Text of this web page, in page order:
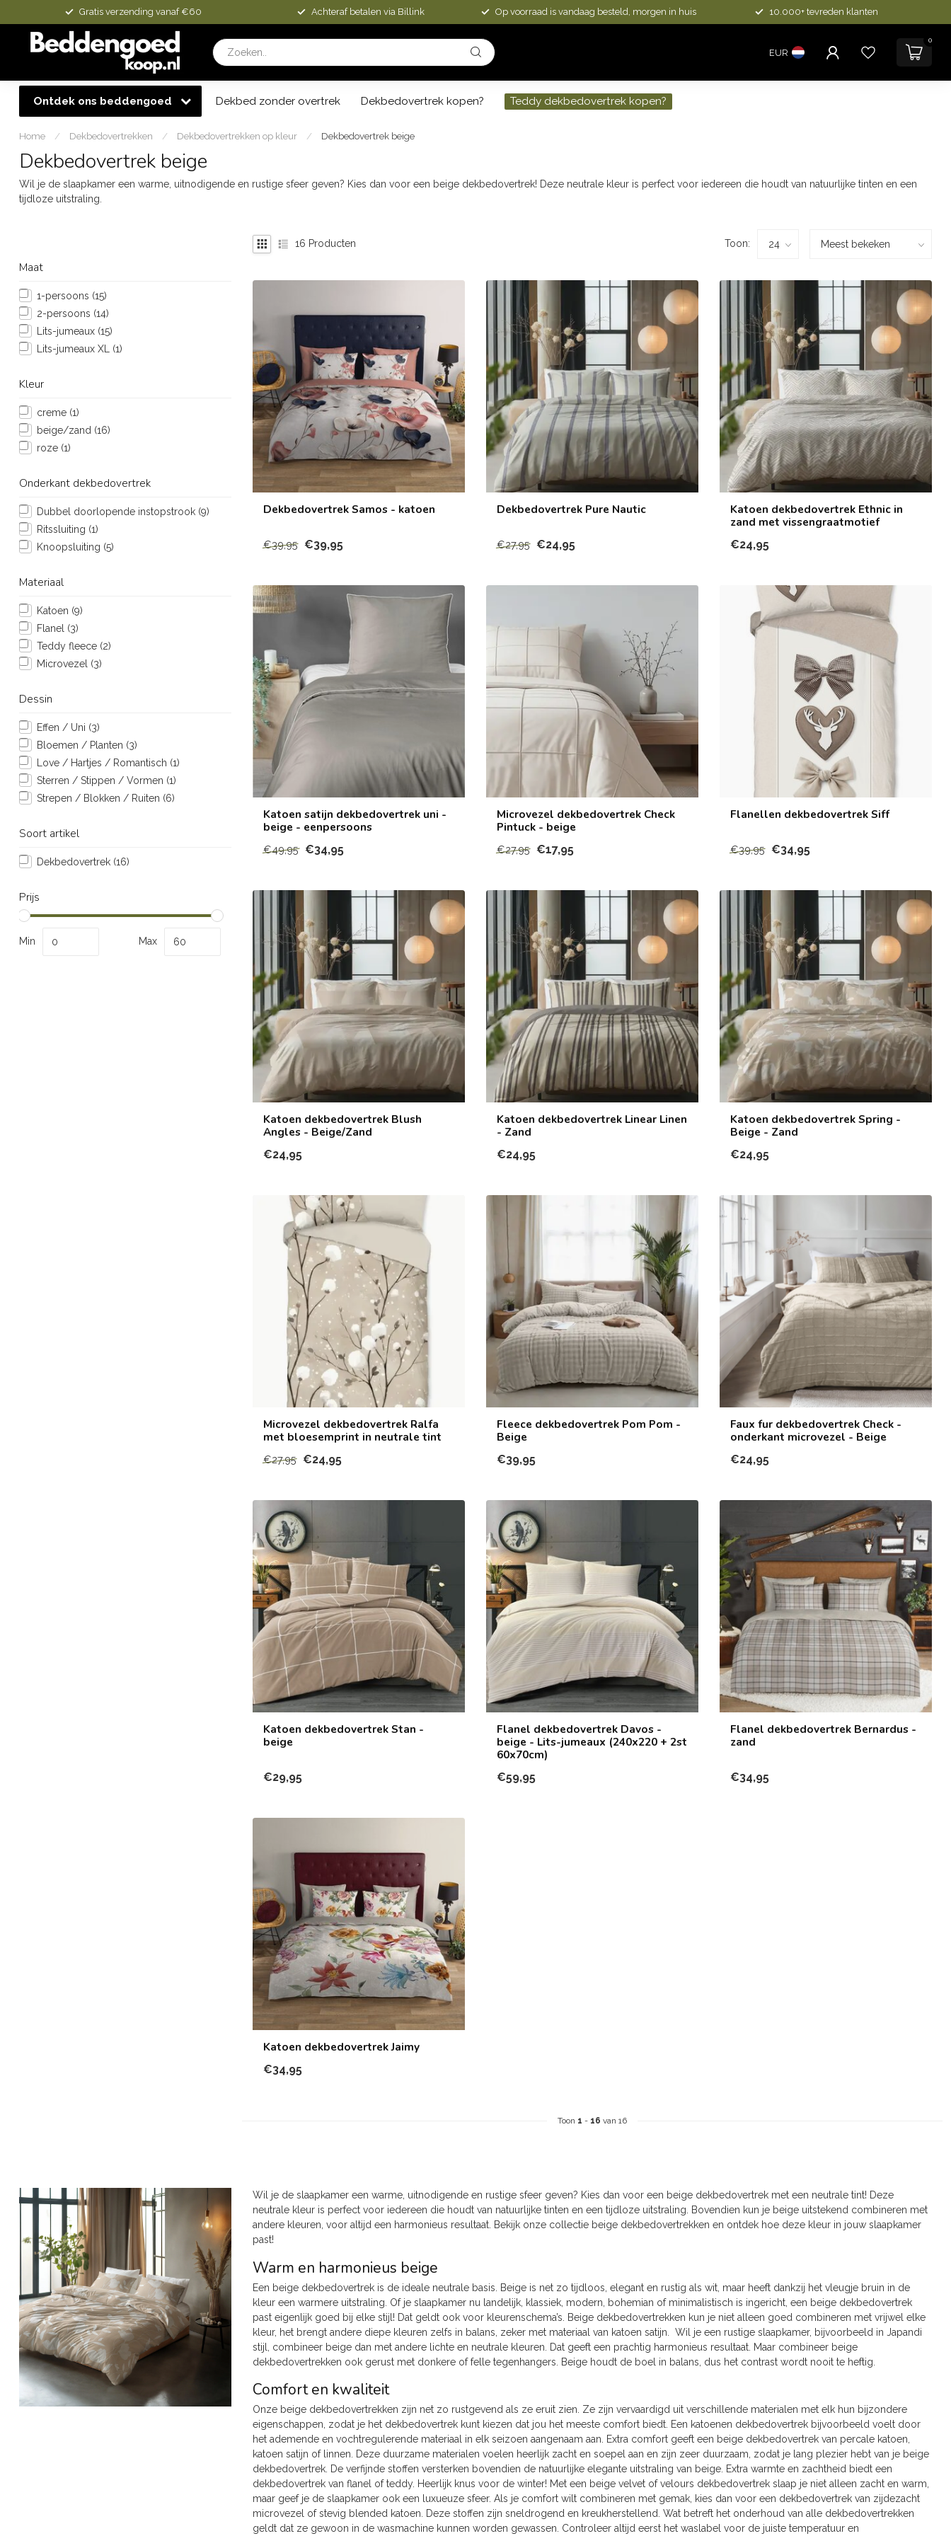
Gratis verzending vanaf €60 Achteraf betalen via Billink Op voorraad is vandaag besteld, morgen in huis 10.000+ tevreden klanten
EUR
0
Ontdek ons beddengoed Dekbed zonder overtrek Dekbedovertrek kopen? Teddy dekbedovertrek kopen?
Home / Dekbedovertrekken / Dekbedovertrekken op kleur / Dekbedovertrek beige
Dekbedovertrek beige
Wil je de slaapkamer een warme, uitnodigende en rustige sfeer geven? Kies dan voor een beige dekbedovertrek! Deze neutrale kleur is perfect voor iedereen die houdt van natuurlijke tinten en een
tijdloze uitstraling.
Maat
1-persoons (15)
2-persoons (14)
Lits-jumeaux (15)
Lits-jumeaux XL (1)
Kleur
creme (1)
beige/zand (16)
roze (1)
Onderkant dekbedovertrek
Dubbel doorlopende instopstrook (9)
Ritssluiting (1)
Knoopsluiting (5)
Materiaal
Katoen (9)
Flanel (3)
Teddy fleece (2)
Microvezel (3)
Dessin
Effen / Uni (3)
Bloemen / Planten (3)
Love / Hartjes / Romantisch (1)
Sterren / Stippen / Vormen (1)
Strepen / Blokken / Ruiten (6)
Soort artikel
Dekbedovertrek (16)
Prijs
Min Max
16 Producten Toon:
Dekbedovertrek Samos - katoen
€39,95 €39,95
Dekbedovertrek Pure Nautic
€27,95 €24,95
Katoen dekbedovertrek Ethnic in
zand met vissengraatmotief
€24,95
Katoen satijn dekbedovertrek uni -
beige - eenpersoons
€49,95 €34,95
Microvezel dekbedovertrek Check
Pintuck - beige
€27,95 €17,95
Flanellen dekbedovertrek Siff
€39,95 €34,95
Katoen dekbedovertrek Blush
Angles - Beige/Zand
€24,95
Katoen dekbedovertrek Linear Linen
- Zand
€24,95
Katoen dekbedovertrek Spring -
Beige - Zand
€24,95
Microvezel dekbedovertrek Ralfa
met bloesemprint in neutrale tint
€27,95 €24,95
Fleece dekbedovertrek Pom Pom -
Beige
€39,95
Faux fur dekbedovertrek Check -
onderkant microvezel - Beige
€24,95
Katoen dekbedovertrek Stan -
beige
€29,95
Flanel dekbedovertrek Davos -
beige - Lits-jumeaux (240x220 + 2st
60x70cm)
€59,95
Flanel dekbedovertrek Bernardus -
zand
€34,95
Katoen dekbedovertrek Jaimy
€34,95
Toon 1 - 16 van 16
Wil je de slaapkamer een warme, uitnodigende en rustige sfeer geven? Kies dan voor een beige dekbedovertrek met een neutrale tint! Deze
neutrale kleur is perfect voor iedereen die houdt van natuurlijke tinten en een tijdloze uitstraling. Bovendien kun je beige uitstekend combineren met
andere kleuren, voor altijd een harmonieus resultaat. Bekijk onze collectie beige dekbedovertrekken en ontdek hoe deze kleur in jouw slaapkamer
past!
Warm en harmonieus beige
Een beige dekbedovertrek is de ideale neutrale basis. Beige is net zo tijdloos, elegant en rustig als wit, maar heeft dankzij het vleugje bruin in de
kleur een warmere uitstraling. Of je slaapkamer nu landelijk, klassiek, modern, bohemian of minimalistisch is ingericht, een beige dekbedovertrek
past eigenlijk goed bij elke stijl! Dat geldt ook voor kleurenschema’s. Beige dekbedovertrekken kun je niet alleen goed combineren met vrijwel elke
kleur, het brengt andere diepe kleuren zelfs in balans, zeker met materiaal van katoen satijn. Wil je een rustige slaapkamer, bijvoorbeeld in Japandi
stijl, combineer beige dan met andere lichte en neutrale kleuren. Dat geeft een prachtig harmonieus resultaat. Maar combineer beige
dekbedovertrekken ook gerust met donkere of felle tegenhangers. Beige houdt de boel in balans, dus het contrast wordt nooit te heftig.
Comfort en kwaliteit
Onze beige dekbedovertrekken zijn net zo rustgevend als ze eruit zien. Ze zijn vervaardigd uit verschillende materialen met elk hun bijzondere
eigenschappen, zodat je het dekbedovertrek kunt kiezen dat jou het meeste comfort biedt. Een katoenen dekbedovertrek bijvoorbeeld voelt door
het ademende en vochtregulerende materiaal in elk seizoen aangenaam aan. Extra comfort geeft een beige dekbedovertrek van percale katoen,
katoen satijn of linnen. Deze duurzame materialen voelen heerlijk zacht en soepel aan en zijn zeer duurzaam, zodat je lang plezier hebt van je beige
dekbedovertrek. De verfijnde stoffen versterken bovendien de natuurlijke elegante uitstraling van beige. Extra warmte en zachtheid biedt een
dekbedovertrek van flanel of teddy. Heerlijk knus voor de winter! Met een beige velvet of velours dekbedovertrek slaap je niet alleen zacht en warm,
maar geef je de slaapkamer ook een luxueuze sfeer. Als je comfort wilt combineren met gemak, kies dan voor een dekbedovertrek van zijdezacht
microvezel of stevig blended katoen. Deze stoffen zijn sneldrogend en kreukherstellend. Wat betreft het onderhoud van alle dekbedovertrekken
geldt dat ze gewoon in de wasmachine kunnen worden gewassen. Controleer altijd eerst het waslabel voor de juiste temperatuur en